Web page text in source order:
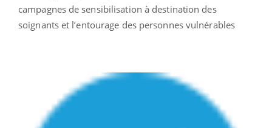
campagnes de sensibilisation à destination des
soignants et l’entourage des personnes vulnérables